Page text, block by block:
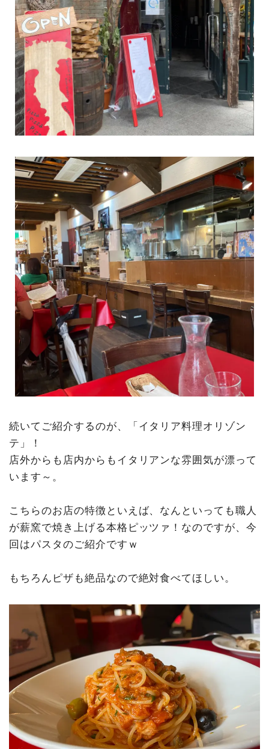
続いてご紹介するのが、「イタリア料理オリゾン
テ」！
店外からも店内からもイタリアンな雰囲気が漂って
います～。
こちらのお店の特徴といえば、なんといっても職人
が薪窯で焼き上げる本格ピッツァ！なのですが、今
回はパスタのご紹介ですｗ
もちろんピザも絶品なので絶対食べてほしい。